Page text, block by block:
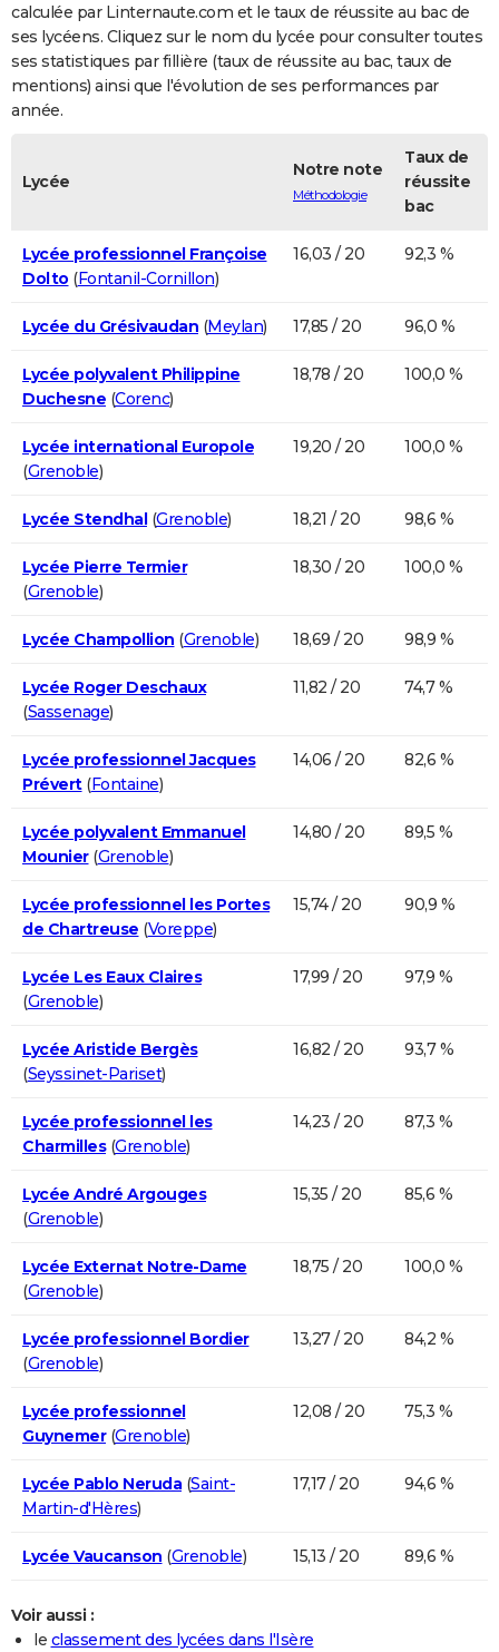
FORUM
Bricolage
Lifestyle
Culture
Sport
Auto
Television
Voyage
Cinema
calculée par Linternaute.com et le taux de réussite au bac de
ses lycéens. Cliquez sur le nom du lycée pour consulter toutes
ses statistiques par fillière (taux de réussite au bac, taux de
mentions) ainsi que l'évolution de ses performances par
année.
Lycée
Notre note
Méthodologie
Taux de
réussite
bac
Lycée professionnel Françoise
Dolto (Fontanil-Cornillon)
16,03 / 20 92,3 %
Lycée du Grésivaudan (Meylan) 17,85 / 20 96,0 %
Lycée polyvalent Philippine
Duchesne (Corenc)
18,78 / 20 100,0 %
Lycée international Europole
(Grenoble)
19,20 / 20 100,0 %
Lycée Stendhal(Grenoble) 18,21 / 20 98,6 %
Lycée Pierre Termier
(Grenoble)
18,30 / 20 100,0 %
Lycée Champollion (Grenoble) 18,69 / 20 98,9 %
Lycée Roger Deschaux
(Sassenage)
11,82 / 20 74,7 %
Lycée professionnel Jacques
Prévert(Fontaine)
14,06 / 20 82,6 %
Lycée polyvalent Emmanuel
Mounier(Grenoble)
14,80 / 20 89,5 %
Lycée professionnel les Portes
de Chartreuse (Voreppe)
15,74 / 20 90,9 %
Lycée Les Eaux Claires
(Grenoble)
17,99 / 20 97,9 %
Lycée Aristide Bergès
(Seyssinet-Pariset)
16,82 / 20 93,7 %
Lycée professionnel les
Charmilles(Grenoble)
14,23 / 20 87,3 %
Lycée André Argouges
(Grenoble)
15,35 / 20 85,6 %
Lycée Externat Notre-Dame
(Grenoble)
18,75 / 20 100,0 %
Lycée professionnel Bordier
(Grenoble)
13,27 / 20 84,2 %
Lycée professionnel
Guynemer(Grenoble)
12,08 / 20 75,3 %
Lycée Pablo Neruda(Saint-
Martin-d'Hères)
17,17 / 20 94,6 %
Lycée Vaucanson (Grenoble) 15,13 / 20 89,6 %
Voir aussi :
le classement des lycées dans l'Isère